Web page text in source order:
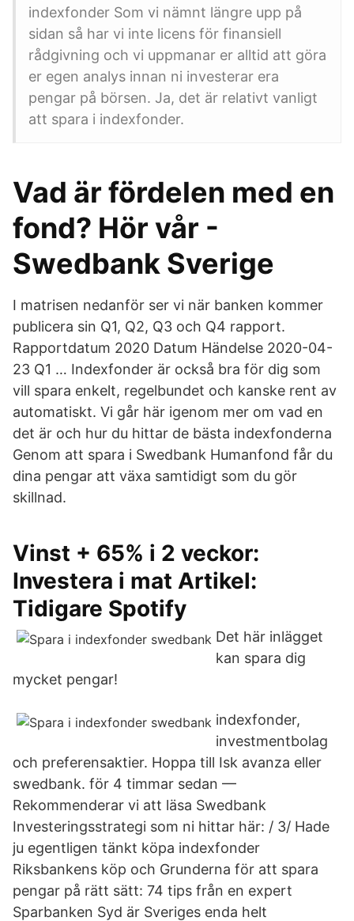
indexfonder Som vi nämnt längre upp på
sidan så har vi inte licens för finansiell
rådgivning och vi uppmanar er alltid att göra
er egen analys innan ni investerar era
pengar på börsen. Ja, det är relativt vanligt
att spara i indexfonder.
Vad är fördelen med en
fond? Hör vår -
Swedbank Sverige
I matrisen nedanför ser vi när banken kommer
publicera sin Q1, Q2, Q3 och Q4 rapport.
Rapportdatum 2020 Datum Händelse 2020-04-
23 Q1 … Indexfonder är också bra för dig som
vill spara enkelt, regelbundet och kanske rent av
automatiskt. Vi går här igenom mer om vad en
det är och hur du hittar de bästa indexfonderna
Genom att spara i Swedbank Humanfond får du
dina pengar att växa samtidigt som du gör
skillnad.
Vinst + 65% i 2 veckor:
Investera i mat Artikel:
Tidigare Spotify
Det här inlägget
kan spara dig
mycket pengar!
indexfonder,
investmentbolag
och preferensaktier. Hoppa till Isk avanza eller
swedbank. för 4 timmar sedan —
Rekommenderar vi att läsa Swedbank
Investeringsstrategi som ni hittar här: / 3/ Hade
ju egentligen tänkt köpa indexfonder
Riksbankens köp och Grunderna för att spara
pengar på rätt sätt: 74 tips från en expert
Sparbanken Syd är Sveriges enda helt